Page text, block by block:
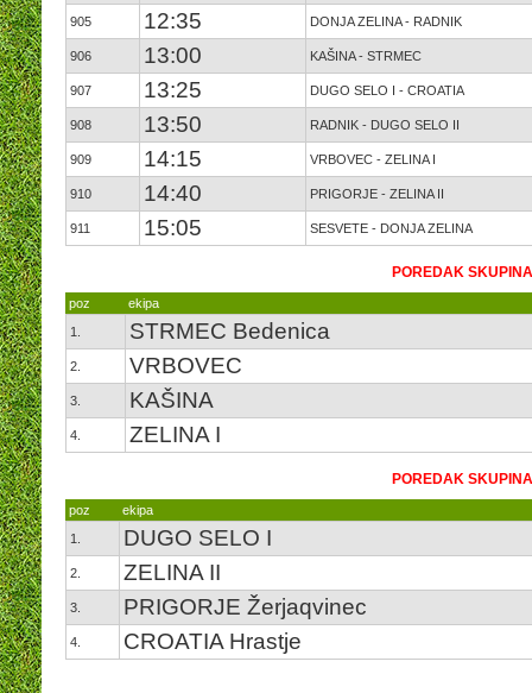
905 12:35 DONJA ZELINA - RADNIK
906 13:00 KAŠINA - STRMEC
907 13:25 DUGO SELO I - CROATIA
908 13:50 RADNIK - DUGO SELO II
909 14:15 VRBOVEC - ZELINA I
910 14:40 PRIGORJE - ZELINA II
911 15:05 SESVETE - DONJA ZELINA
POREDAK
poz
ekipa
1.
STRMEC Bedenica
2. VRBOVEC
3. KAŠINA
4. ZELINA I
POREDAK
poz
ekipa
1.
DUGO SELO I
2. ZELINA II
3. PRIGORJE Žerjaqvinec
4. CROATIA Hrastje